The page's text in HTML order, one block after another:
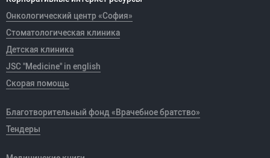
Онкологический центр «София»
Стоматологическая клиника
Детская клиника
JSC "Medicine" in english
Скорая помощь
Благотворительный фонд «Врачебное братство»
Тендеры